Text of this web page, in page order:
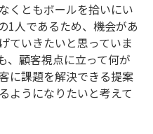
くともボールを拾いにい
1人であるため、機会があ
ていきたいと思っていま
、顧客視点に立って何が
に課題を解決できる提案
ようになりたいと考えて